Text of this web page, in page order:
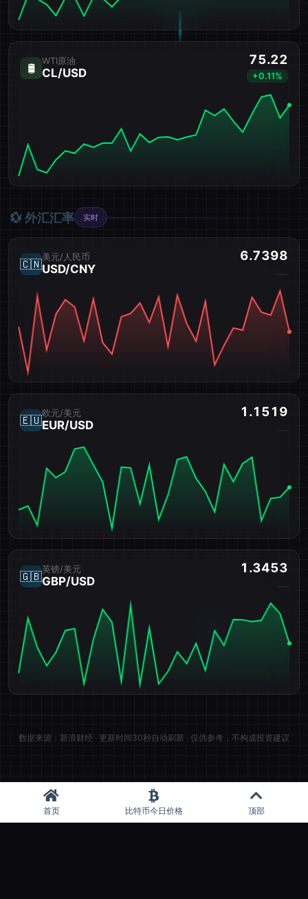
🛢️
WTI原油
CL/USD
75.22
+0.11%
💱 外汇汇率 实时
🇨🇳
美元/人民币
USD/CNY
6.7398
🇪🇺
欧元/美元
EUR/USD
1.1519
🇬🇧
英镑/美元
GBP/USD
1.3453
数据来源：新浪财经 · 更新时间30秒自动刷新 · 仅供参考，不构成投资建议
首页 比特币今日价格 顶部